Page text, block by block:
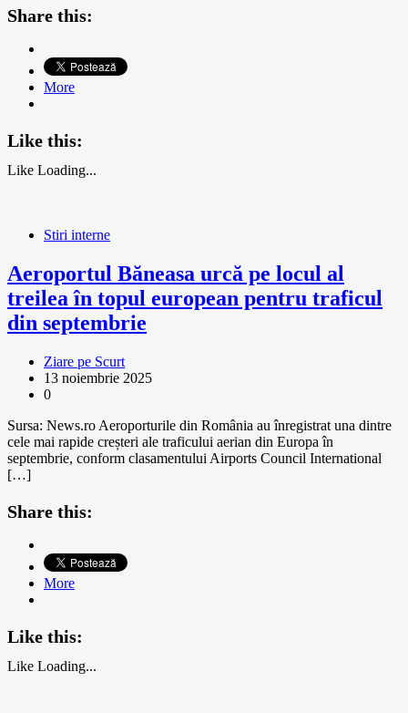
Share this:
More
Like this:
Like Loading...
Stiri interne
Aeroportul Băneasa urcă pe locul al
treilea în topul european pentru traficul
din septembrie
Ziare pe Scurt
13 noiembrie 2025
0
Sursa: News.ro Aeroporturile din România au înregistrat una dintre
cele mai rapide creșteri ale traficului aerian din Europa în
septembrie, conform clasamentului Airports Council International
[…]
Share this:
More
Like this:
Like Loading...